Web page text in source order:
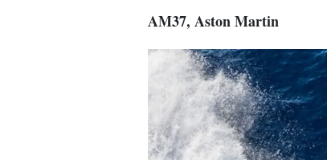
AM37, Aston Martin